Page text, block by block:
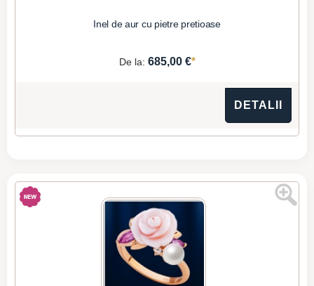
Inel de aur cu pietre pretioase
De la: 685,00 €*
DETALII